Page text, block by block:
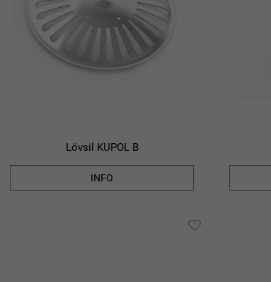
Lövsil KUPOL B
INFO